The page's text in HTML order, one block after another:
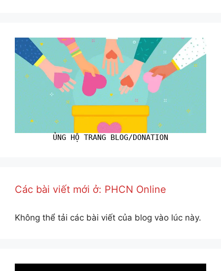
ỦNG HỘ TRANG BLOG/DONATION
Các bài viết mới ở: PHCN Online
Không thể tải các bài viết của blog vào lúc này.